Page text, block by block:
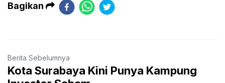
Bagikan
Berita Sebelumnya
Kota Surabaya Kini Punya Kampung